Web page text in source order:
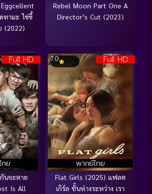
ทามะ ไข่ขี้
(2022)
Rebel Moon Part One A
Director’s Cut (2023)
Full HD
ย
นจะตาย
Is All
Full HD
พากย์ไทย
7.0
Flat Girls (2025) แฟลต
เกิร์ล ชั้นห่างระหว่าง เรา